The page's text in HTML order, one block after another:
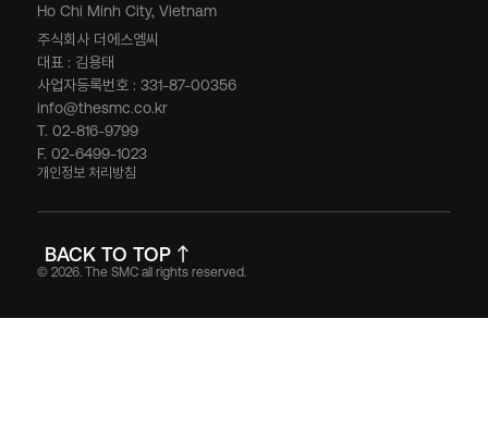
Ho Chi Minh City, Vietnam
주식회사 더에스엠씨
대표 : 김용태
사업자등록번호 : 331-87-00356
info@thesmc.co.kr
T. 02-816-9799
F. 02-6499-1023
개인정보 처리방침
© 2026. The SMC all rights reserved.
BACK TO TOP